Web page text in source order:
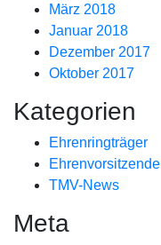
März 2018
Januar 2018
Dezember 2017
Oktober 2017
Kategorien
Ehrenringträger
Ehrenvorsitzende
TMV-News
Meta